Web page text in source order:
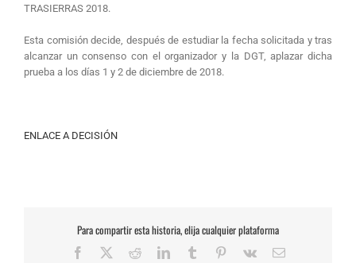
TRASIERRAS 2018.
Esta comisión decide, después de estudiar la fecha solicitada y tras
alcanzar un consenso con el organizador y la DGT, aplazar dicha
prueba a los días 1 y 2 de diciembre de 2018.
ENLACE A DECISIÓN
Para compartir esta historia, elija cualquier plataforma
Facebook RedditLinkedInTumblr Pinterest
Vk
Correo